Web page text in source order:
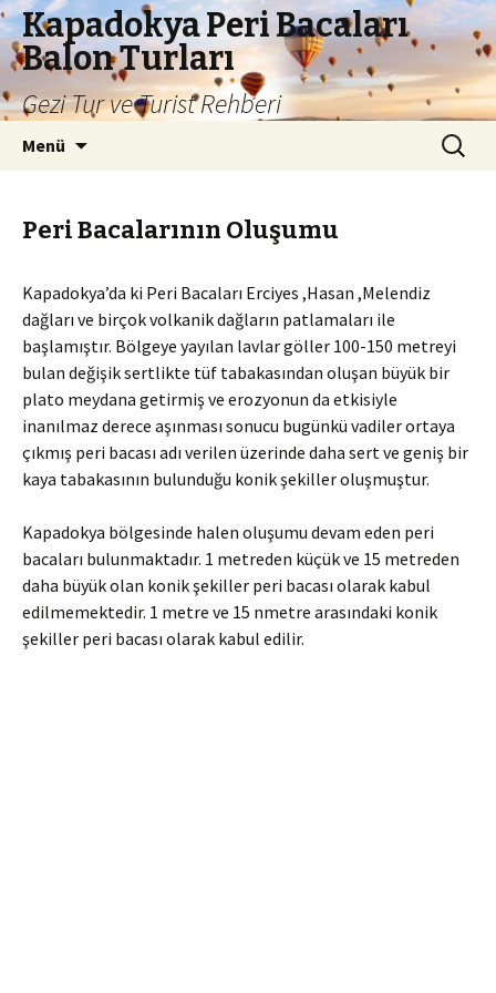
Kapadokya Peri Bacaları
Balon Turları
Gezi Tur ve Turist Rehberi
Menü Arama:
Peri Bacalarının Oluşumu
Kapadokya’da ki Peri Bacaları Erciyes ,Hasan ,Melendiz
dağları ve birçok volkanik dağların patlamaları ile
başlamıştır. Bölgeye yayılan lavlar göller 100-150 metreyi
bulan değişik sertlikte tüf tabakasından oluşan büyük bir
plato meydana getirmiş ve erozyonun da etkisiyle
inanılmaz derece aşınması sonucu bugünkü vadiler ortaya
çıkmış peri bacası adı verilen üzerinde daha sert ve geniş bir
kaya tabakasının bulunduğu konik şekiller oluşmuştur.
Kapadokya bölgesinde halen oluşumu devam eden peri
bacaları bulunmaktadır. 1 metreden küçük ve 15 metreden
daha büyük olan konik şekiller peri bacası olarak kabul
edilmemektedir. 1 metre ve 15 nmetre arasındaki konik
şekiller peri bacası olarak kabul edilir.